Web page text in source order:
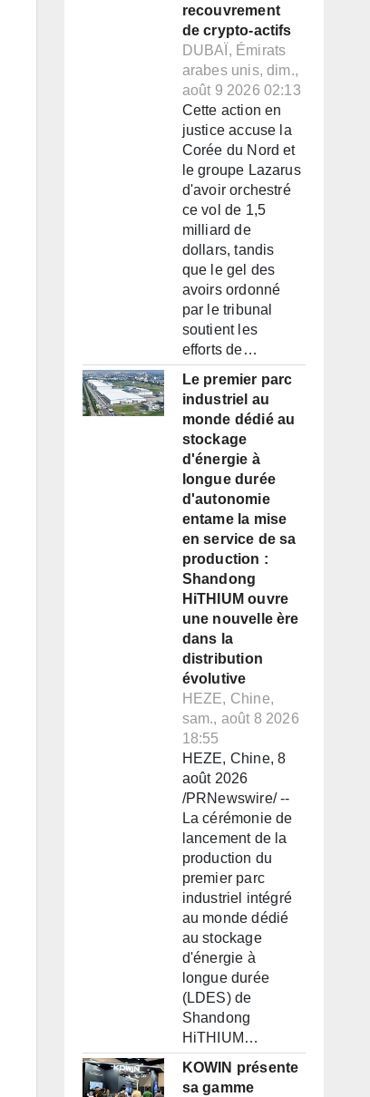
recouvrement
de crypto-actifs
DUBAÏ, Émirats
arabes unis, dim.,
août 9 2026 02:13
Cette action en
justice accuse la
Corée du Nord et
le groupe Lazarus
d'avoir orchestré
ce vol de 1,5
milliard de
dollars, tandis
que le gel des
avoirs ordonné
par le tribunal
soutient les
efforts de…
Le premier parc
industriel au
monde dédié au
stockage
d'énergie à
longue durée
d'autonomie
entame la mise
en service de sa
production :
Shandong
HiTHIUM ouvre
une nouvelle ère
dans la
distribution
évolutive
HEZE, Chine,
sam., août 8 2026
18:55
HEZE, Chine, 8
août 2026
/PRNewswire/ --
La cérémonie de
lancement de la
production du
premier parc
industriel intégré
au monde dédié
au stockage
d'énergie à
longue durée
(LDES) de
Shandong
HiTHIUM…
KOWIN présente
sa gamme